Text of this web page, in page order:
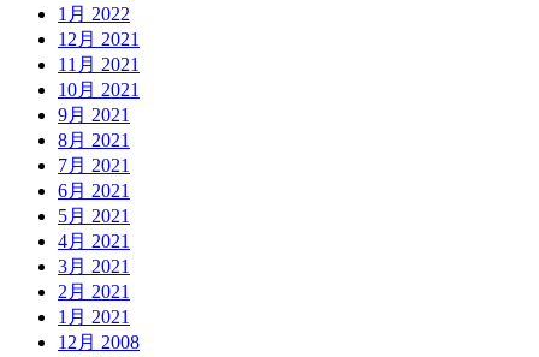
1月 2022
12月 2021
11月 2021
10月 2021
9月 2021
8月 2021
7月 2021
6月 2021
5月 2021
4月 2021
3月 2021
2月 2021
1月 2021
12月 2008